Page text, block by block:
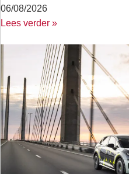
06/08/2026
Lees verder »